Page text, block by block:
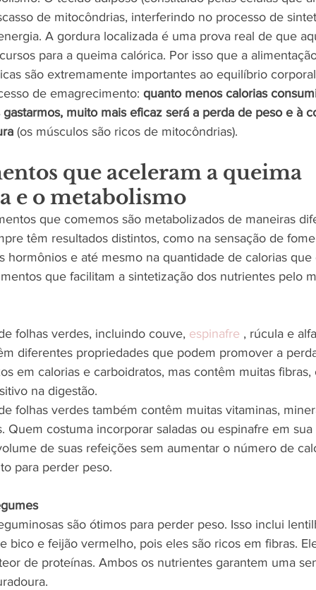
de mitocôndrias, interferindo no processo de
A gordura localizada é uma prova real de que
para a queima calórica. Por isso que a
são extremamente importantes ao equilíbrio
de emagrecimento: quanto menos calorias
gastarmos, muito mais eficaz será a perda de peso e à
(os músculos são ricos de mitocôndrias).
que aceleram a queima
e o metabolismo
que comemos são metabolizados de maneiras
têm resultados distintos, como na sensação de
hormônios e até mesmo na quantidade de calorias que
que facilitam a sintetização dos nutrientes pelo
folhas verdes, incluindo couve, espinafre , rúcula e
diferentes propriedades que podem promover a
em calorias e carboidratos, mas contêm muitas
na digestão.
folhas verdes também contêm muitas vitaminas,
Quem costuma incorporar saladas ou espinafre em
de suas refeições sem aumentar o número de
para perder peso.
são ótimos para perder peso. Isso inclui
bico e feijão vermelho, pois eles são ricos em fibras.
de proteínas. Ambos os nutrientes garantem uma